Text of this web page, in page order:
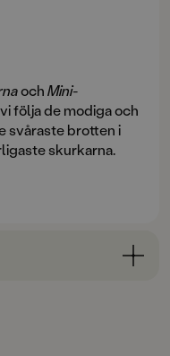
ochMini-
följa de modiga och
svåraste brotten i
skurkarna.
att förlora. De